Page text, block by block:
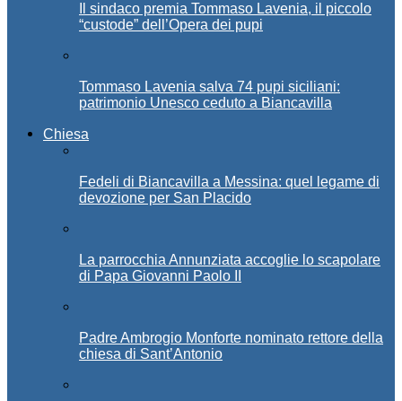
Il sindaco premia Tommaso Lavenia, il piccolo
“custode” dell’Opera dei pupi
Tommaso Lavenia salva 74 pupi siciliani:
patrimonio Unesco ceduto a Biancavilla
Chiesa
Fedeli di Biancavilla a Messina: quel legame di
devozione per San Placido
La parrocchia Annunziata accoglie lo scapolare
di Papa Giovanni Paolo II
Padre Ambrogio Monforte nominato rettore della
chiesa di Sant’Antonio